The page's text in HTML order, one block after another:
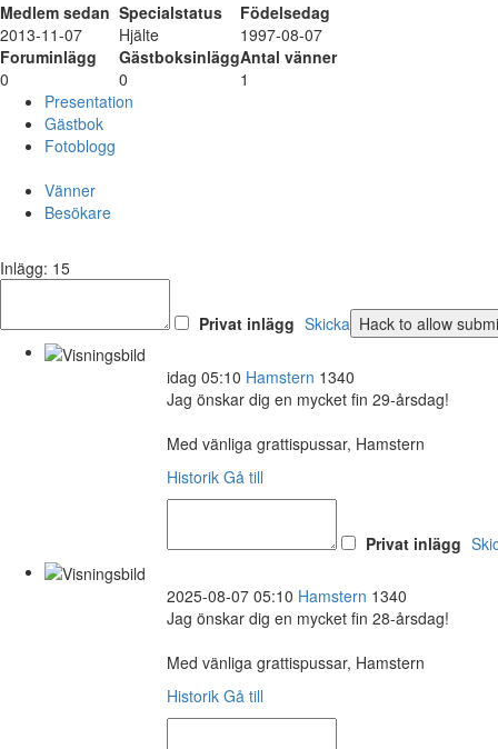
Medlem sedan Specialstatus
Födelsedag
2013-11-07
Hjälte
1997-08-07
Foruminlägg
GästboksinläggAntal vänner
0
0
1
Presentation
Gästbok
Fotoblogg
Vänner
Besökare
Inlägg: 15
Privat inlägg Skicka
idag 05:10 Hamstern 1340
Jag önskar dig en mycket fin 29-årsdag!
Med vänliga grattispussar, Hamstern
Historik Gå till
Privat inlägg
2025-08-07 05:10 Hamstern 1340
Jag önskar dig en mycket fin 28-årsdag!
Med vänliga grattispussar, Hamstern
Historik Gå till